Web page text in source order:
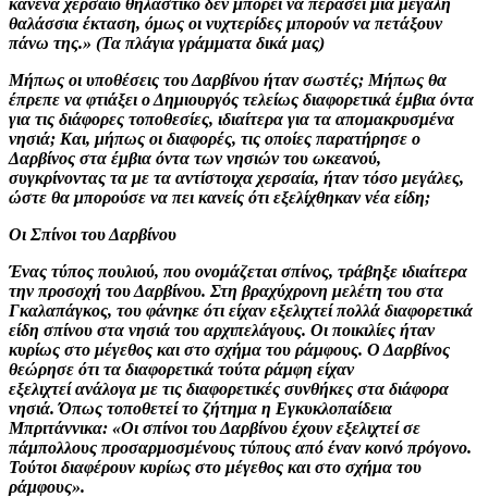
θαλάσσια έκταση, όμως οι νυχτερίδες μπορούν να πετάξουν
πάνω της.» (Τα πλάγια γράμματα δικά μας)
Μήπως οι υποθέσεις του Δαρβίνου ήταν σωστές; Μήπως θα
έπρεπε να φτιάξει ο Δημιουργός τελείως διαφορετικά έμβια όντα
για τις διάφορες τοποθεσίες, ιδιαίτερα για τα απομακρυσμένα
νησιά; Και, μήπως οι διαφορές, τις οποίες παρατήρησε ο
Δαρβίνος στα έμβια όντα των νησιών του ωκεανού,
συγκρίνοντας τα με τα αντίστοιχα χερσαία, ήταν τόσο μεγάλες,
ώστε θα μπορούσε να πει κανείς ότι εξελίχθηκαν νέα είδη;
Οι Σπίνοι του Δαρβίνου
Ένας τύπος πουλιού, που ονομάζεται σπίνος, τράβηξε ιδιαίτερα
την προσοχή του Δαρβίνου. Στη βραχύχρονη μελέτη του στα
Γκαλαπάγκος, του φάνηκε ότι είχαν εξελιχτεί πολλά διαφορετικά
είδη σπίνου στα νησιά του αρχιπελάγους. Οι ποικιλίες ήταν
κυρίως στο μέγεθος και στο σχήμα του ράμφους. Ο Δαρβίνος
θεώρησε ότι τα διαφορετικά τούτα ράμφη είχαν
εξελιχτεί ανάλογα με τις διαφορετικές συνθήκες στα διάφορα
νησιά. Όπως τοποθετεί το ζήτημα η Εγκυκλοπαίδεια
Μπριτάννικα: «Οι σπίνοι του Δαρβίνου έχουν εξελιχτεί σε
πάμπολλους προσαρμοσμένους τύπους από έναν κοινό πρόγονο.
Τούτοι διαφέρουν κυρίως στο μέγεθος και στο σχήμα του
ράμφους».